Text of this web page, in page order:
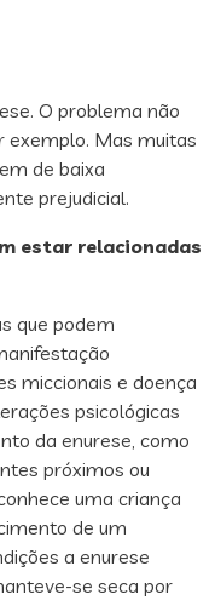
O problema não
exemplo. Mas muitas
de baixa
prejudicial.
estar relacionadas
que podem
miccionais e doença
psicológicas
da enurese, como
próximos ou
uma criança
de um
a enurese
se seca por